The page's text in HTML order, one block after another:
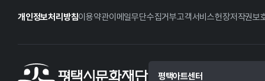
개인정보처리방침이용약관이메일무단수집거부고객서비스헌장저작권보
평택아트센터